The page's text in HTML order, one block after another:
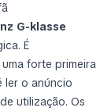
G-klasse
É
forte primeira
ler o anúncio
utilização. Os